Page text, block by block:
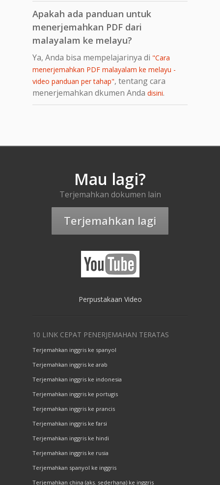
Apakah ada panduan untuk
menerjemahkan PDF dari
malayalam ke melayu?
Ya, Anda bisa mempelajarinya di "Cara
menerjemahkan PDF malayalam ke melayu -
video panduan per tahap", tentang cara
menerjemahkan dkumen Anda disini.
Mau lagi?
Terjemahkan dokumen lain
Terjemahkan lagi
Perpustakaan Video
10 LINK CEPAT PENERJEMAHAN TERATAS
Terjemahkan inggris ke spanyol
Terjemahkan inggris ke arab
Terjemahkan inggris ke indonesia
Terjemahkan inggris ke portugis
Terjemahkan inggris ke prancis
Terjemahkan inggris ke farsi
Terjemahkan inggris ke hindi
Terjemahkan inggris ke rusia
Terjemahkan spanyol ke inggris
Terjemahkan china (aks. sederhana) ke inggris